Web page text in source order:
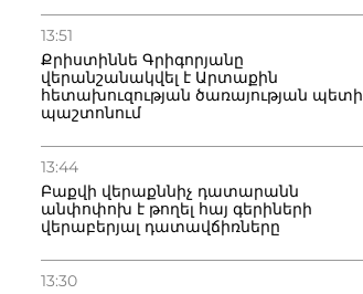
13:51
Քրիստիննե Գրիգորյանը
վերանշանակվել է Արտաքին
հետախուզության ծառայության պետի
պաշտոնում
13:44
Բաքվի վերաքննիչ դատարանն
անփոփոխ է թողել հայ գերիների
վերաբերյալ դատավճիռները
13:30